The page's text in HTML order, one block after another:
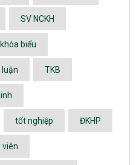
SV NCKH
biểu
luận TKB
tốt nghiệp ĐKHP
viên